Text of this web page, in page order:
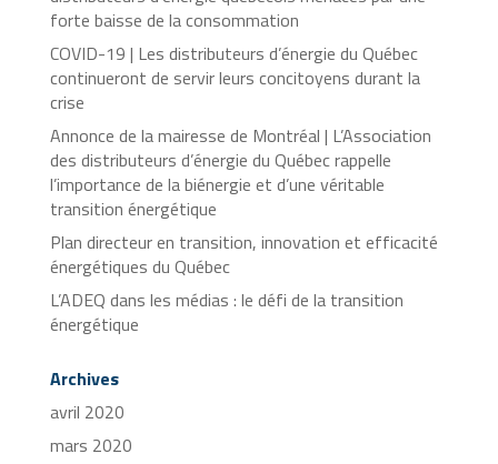
forte baisse de la consommation
COVID-19 | Les distributeurs d’énergie du Québec
continueront de servir leurs concitoyens durant la
crise
Annonce de la mairesse de Montréal | L’Association
des distributeurs d’énergie du Québec rappelle
l’importance de la biénergie et d’une véritable
transition énergétique
Plan directeur en transition, innovation et efficacité
énergétiques du Québec
L’ADEQ dans les médias : le défi de la transition
énergétique
Archives
avril 2020
mars 2020